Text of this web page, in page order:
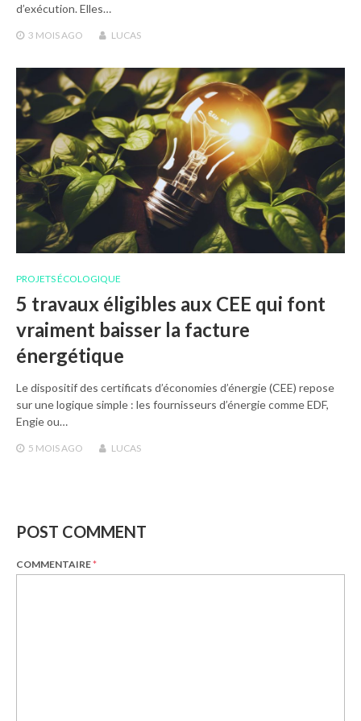
d’exécution. Elles…
3 MOIS AGO LUCAS
PROJETS ÉCOLOGIQUE
5 travaux éligibles aux CEE qui font
vraiment baisser la facture
énergétique
Le dispositif des certificats d’économies d’énergie (CEE) repose
sur une logique simple : les fournisseurs d’énergie comme EDF,
Engie ou…
5 MOIS AGO LUCAS
POST COMMENT
COMMENTAIRE*